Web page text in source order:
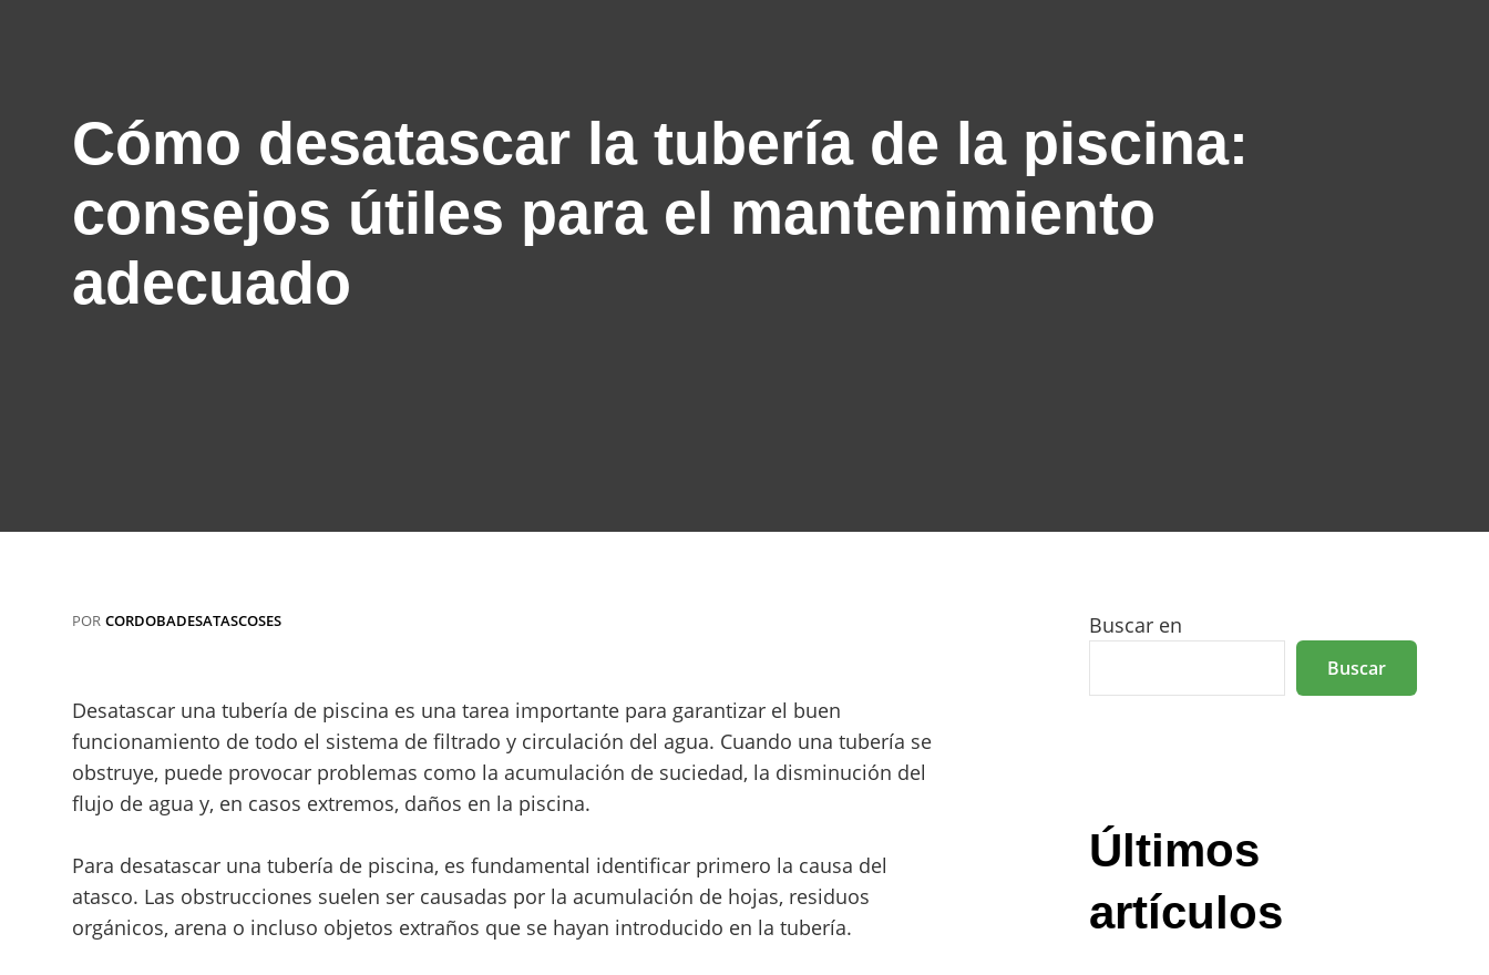
Cómo desatascar la tubería de la piscina:
consejos útiles para el mantenimiento
adecuado
POR CORDOBADESATASCOSES
Desatascar una tubería de piscina es una tarea importante para garantizar el buen
funcionamiento de todo el sistema de filtrado y circulación del agua. Cuando una tubería se
obstruye, puede provocar problemas como la acumulación de suciedad, la disminución del
flujo de agua y, en casos extremos, daños en la piscina.
Para desatascar una tubería de piscina, es fundamental identificar primero la causa del
atasco. Las obstrucciones suelen ser causadas por la acumulación de hojas, residuos
orgánicos, arena o incluso objetos extraños que se hayan introducido en la tubería.
Buscar en
Buscar
Últimos
artículos